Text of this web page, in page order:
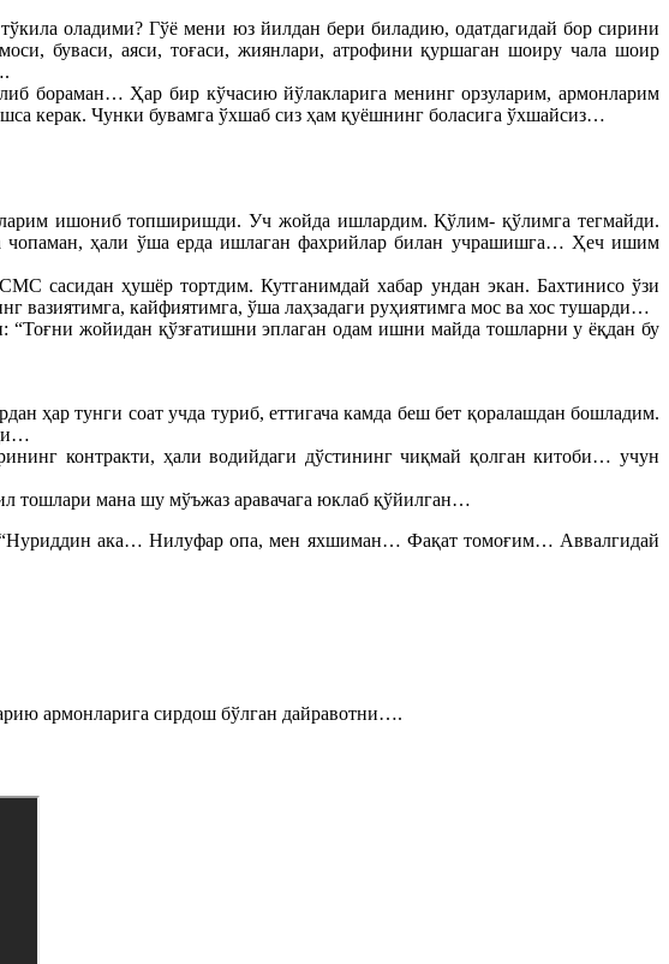
оладими? Гўё мени юз йилдан бери биладию, одатдагидай бор сирини
буваси, аяси, тоғаси, жиянлари, атрофини қуршаган шоиру чала шоир
бораман… Ҳар бир кўчасию йўлакларига менинг орзуларим, армонларим
керак. Чунки бувамга ўхшаб сиз ҳам қуёшнинг боласига ўхшайсиз…
ишониб топширишди. Уч жойда ишлардим. Қўлим- қўлимга тегмайди.
чопаман, ҳали ўша ерда ишлаган фахрийлар билан учрашишга… Ҳеч ишим
сасидан ҳушёр тортдим. Кутганимдай хабар ундан экан. Бахтинисо ўзи
вазиятимга, кайфиятимга, ўша лаҳзадаги руҳиятимга мос ва хос тушарди…
“Тоғни жойидан қўзғатишни эплаган одам ишни майда тошларни у ёқдан бу
ҳар тунги соат учда туриб, еттигача камда беш бет қоралашдан бошладим.
контракти, ҳали водийдаги дўстининг чиқмай қолган китоби… учун
тошлари мана шу мўъжаз аравачага юклаб қўйилган…
“Нуриддин ака… Нилуфар опа, мен яхшиман… Фақат томоғим… Аввалгидай
армонларига сирдош бўлган дайравотни….